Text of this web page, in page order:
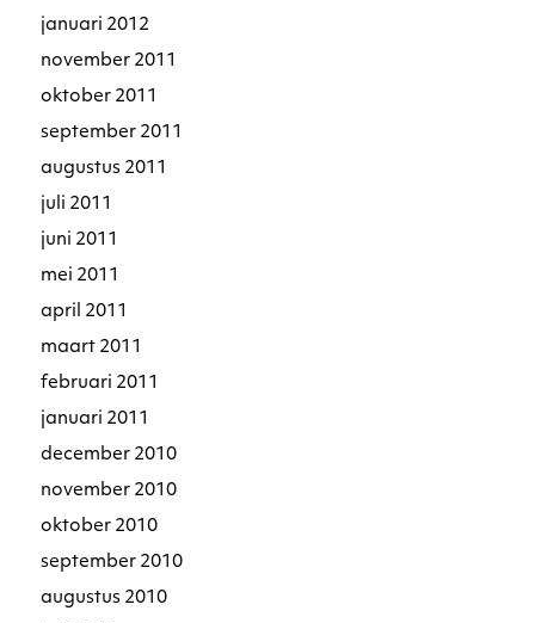
januari 2012
november 2011
oktober 2011
september 2011
augustus 2011
juli 2011
juni 2011
mei 2011
april 2011
maart 2011
februari 2011
januari 2011
december 2010
november 2010
oktober 2010
september 2010
augustus 2010